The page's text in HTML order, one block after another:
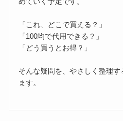
「これ、どこで買える？」
「100均で代用できる？」
「どう買うとお得？」
そんな疑問を、やさしく整理
ます。